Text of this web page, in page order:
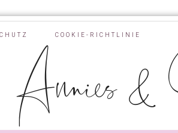
COOKIE-RICHTLINIE
Annies &